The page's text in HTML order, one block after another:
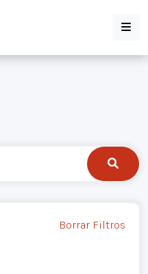
Borrar Filtros